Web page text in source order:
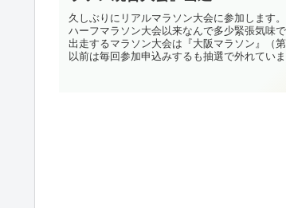
久しぶりにリアルマラソン大会に参加します
ハーフマラソン大会以来なんで多少緊張気味
出走するマラソン大会は『大阪マラソン』（
以前は毎回参加申込みするも抽選で外れていま